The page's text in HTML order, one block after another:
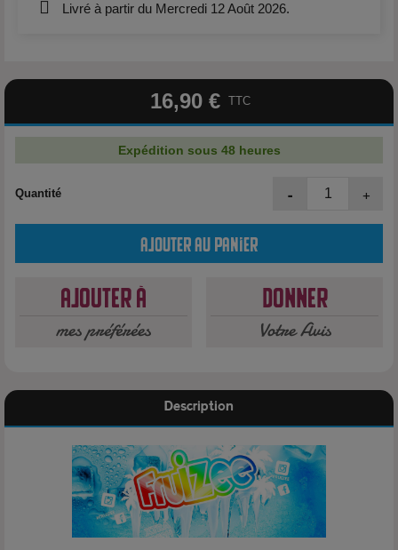
Livré à partir du Mercredi 12 Août 2026.
16,90 € TTC
Expédition sous 48 heures
Quantité - +
Ajouter au panier
Ajouter à
mes préférées
Donner
Votre Avis
Description